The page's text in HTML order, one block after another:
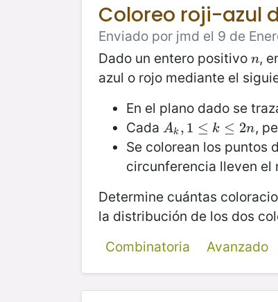
Coloreo roji-azul
Enviado por jmd el 9 de
Dado un entero positivo n
n,
azul o rojo mediante el
En el plano dado se
Cada Ak , 1 ≤ k ≤ 2n
Ak1 ≤ k≤ 2 n
,
Se colorean los puntos
circunferencia lleven el
Determine cuántas
la distribución de los dos
Combinatoria
Avanzado